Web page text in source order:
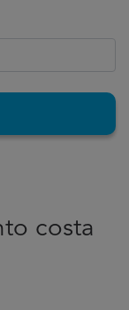
costa